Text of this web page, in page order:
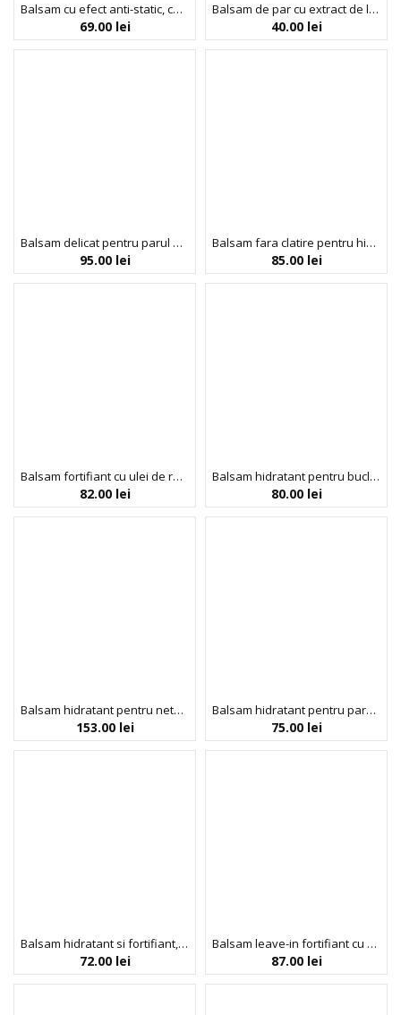
Balsam cu efect anti-static, cu cheratina vegana, Frizz Fix™, Umberto Giannini, 250 ml
69.00 lei
Balsam de par cu extract de lavanda si muscata, Faith in Nature, 100 ml
40.00 lei
Balsam delicat pentru parul ondulat, cret sau foarte cret, pentru copii, cu aloe vera & ulei de cocos, Mini Curls, Umberto Giannini, 200 ml
95.00 lei
Balsam fara clatire pentru hidratarea si definirea parului cret, Steilish, 200 ml
85.00 lei
Balsam fortifiant cu ulei de rozmarin pentru parul cret, Strong Curls, Umberto Giannini, 250 ml
82.00 lei
Balsam hidratant pentru bucle lejere, Coco Beach Waves, Umberto Giannini, 250 ml
80.00 lei
Balsam hidratant pentru netezirea parului, Hairburst, 100 ml
153.00 lei
Balsam hidratant pentru parul cret uscat, cu acid hialuronic, Thirsty Curls, Umberto Giannini, 250 ml
75.00 lei
Balsam hidratant si fortifiant, cu ulei de argan & miere, Honey, Arganicare beaute privee, 400 ml
72.00 lei
Balsam leave-in fortifiant cu ulei de rozmarin, Moisture Milk, Strong Curls, Umberto Giannini, 250 ml
87.00 lei